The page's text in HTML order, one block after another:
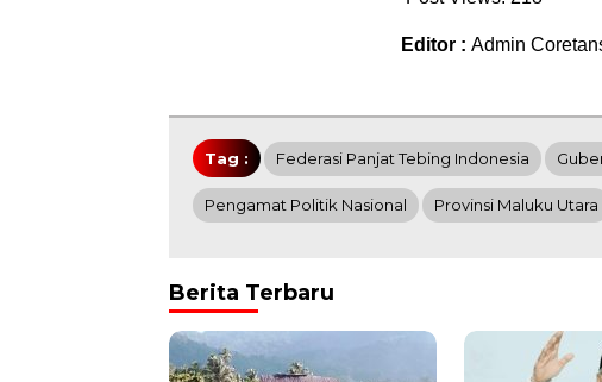
Editor : Admin
Tag : Federasi Panjat Tebing Indonesia
Pengamat Politik Nasional Provinsi Maluku Utara
Berita Terbaru